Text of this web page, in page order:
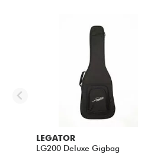
LEGATOR
LG200 Deluxe Gigbag